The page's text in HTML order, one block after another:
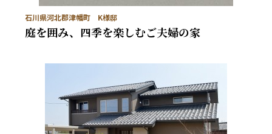
石川県河北郡津幡町 K様邸
庭を囲み、四季を楽しむご夫婦の家